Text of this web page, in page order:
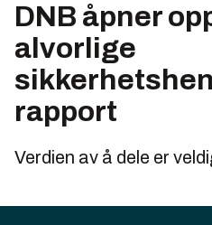
DNB åpner
alvorlige
rapport
Verdien av å dele er